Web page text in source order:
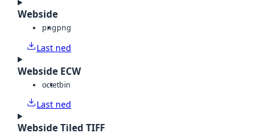
Webside
pngpng
Last ned
Webside ECW
octetbin
Last ned
Webside Tiled TIFF